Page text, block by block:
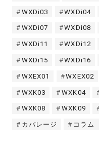
WXDi03 WXDi04
WXDi07 WXDi08
WXDi11 WXDi12
WXDi15 WXDi16
WXEX01 WXEX02
WXK03 WXK04
WXK08 WXK09
カバレージ コラム